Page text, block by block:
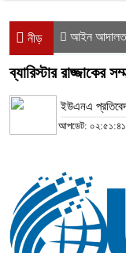
নীড় আইন আদালত
ব্যারিস্টার রাজ্জাকের
ইউএনএ
আপডেট: ০২:৫১:৪১